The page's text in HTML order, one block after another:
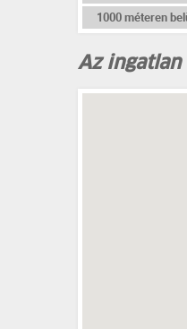
1000 méteren
Az ingatlan